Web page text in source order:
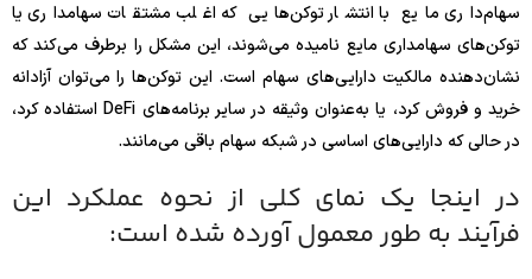
سهام‌داری مایع با انتشار توکن‌هایی که اغلب مشتقات سهامداری یا
توکن‌های سهامداری مایع نامیده می‌شوند، این مشکل را برطرف می‌کند که
نشان‌دهنده مالکیت دارایی‌های سهام است. این توکن‌ها را می‌توان آزادانه
خرید و فروش کرد، یا به‌عنوان وثیقه در سایر برنامه‌های DeFi استفاده کرد،
در حالی که دارایی‌های اساسی در شبکه سهام باقی می‌مانند.
در اینجا یک نمای کلی از نحوه عملکرد این
فرآیند به طور معمول آورده شده است: